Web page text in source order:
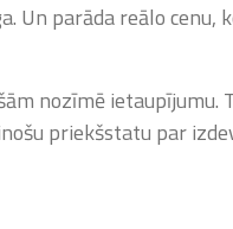
Un parāda reālo cenu,
nozīmē ietaupījumu.
priekšstatu par